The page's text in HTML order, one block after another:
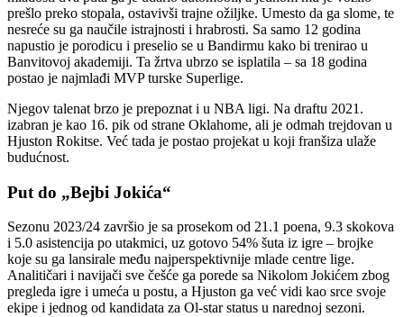
prešlo preko stopala, ostavivši trajne ožiljke. Umesto da ga slome, te
nesreće su ga naučile istrajnosti i hrabrosti. Sa samo 12 godina
napustio je porodicu i preselio se u Bandirmu kako bi trenirao u
Banvitovoj akademiji. Ta žrtva ubrzo se isplatila – sa 18 godina
postao je najmlađi MVP turske Superlige.
Njegov talenat brzo je prepoznat i u NBA ligi. Na draftu 2021.
izabran je kao 16. pik od strane Oklahome, ali je odmah trejdovan u
Hjuston Rokitse. Već tada je postao projekat u koji franšiza ulaže
budućnost.
Put do „Bejbi Jokića“
Sezonu 2023/24 završio je sa prosekom od 21.1 poena, 9.3 skokova
i 5.0 asistencija po utakmici, uz gotovo 54% šuta iz igre – brojke
koje su ga lansirale među najperspektivnije mlade centre lige.
Analitičari i navijači sve češće ga porede sa Nikolom Jokićem zbog
pregleda igre i umeća u postu, a Hjuston ga već vidi kao srce svoje
ekipe i jednog od kandidata za Ol-star status u narednoj sezoni.